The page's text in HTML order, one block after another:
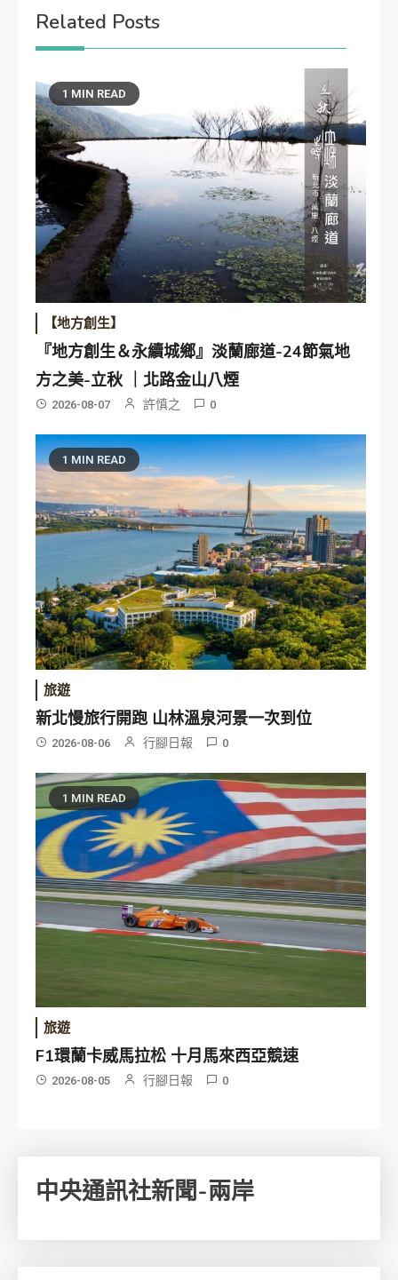
Related Posts
1 MIN READ
【地方創生】
『地方創生＆永續城鄉』淡蘭廊道-24節氣地
方之美-立秋 ｜北路金山八煙
2026-08-07 許慎之 0
1 MIN READ
旅遊
新北慢旅行開跑 山林溫泉河景一次到位
2026-08-06 行腳日報 0
1 MIN READ
旅遊
F1環蘭卡威馬拉松 十月馬來西亞競速
2026-08-05 行腳日報 0
中央通訊社新聞-兩岸